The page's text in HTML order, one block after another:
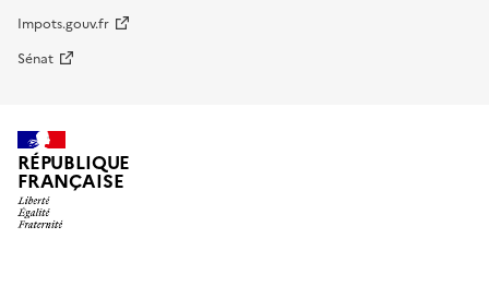
Impots.gouv.fr
Sénat
RÉPUBLIQUE
FRANÇAISE